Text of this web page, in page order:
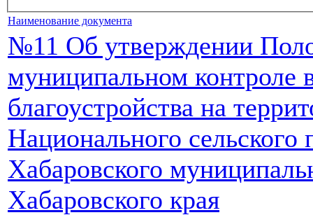
Наименование документа
№11 Об утверждении
муниципальном контроле
благоустройства на
Национального сельского
Хабаровского
Хабаровского края